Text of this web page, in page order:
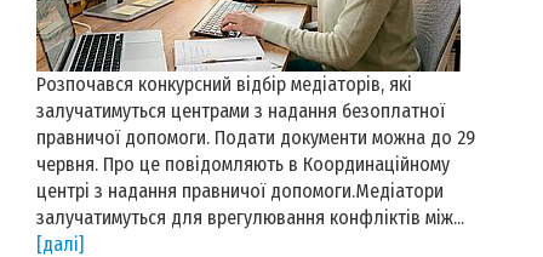
Розпочався конкурсний відбір медіаторів, які
залучатимуться центрами з надання безоплатної
правничої допомоги. Подати документи можна до 29
червня. Про це повідомляють в Координаційному
центрі з надання правничої допомоги.Медіатори
залучатимуться для врегулювання конфліктів між...
[далі]